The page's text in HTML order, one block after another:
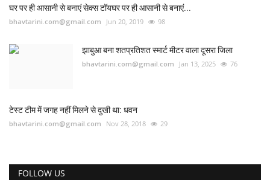
घर पर ही आसानी से बनाएं सेक्स टॉयघर पर ही आसानी से बनाएं...
bhavtarini.com@gmail.com Jun 20, 2019 98
झाबुआ बना शतप्रतिशत स्मार्ट मीटर वाला दूसरा जिला
bhavtarini.com@gmail.com Jan 13, 2025 76
टेस्ट टीम में जगह नहीं मिलने से दुखी था: धवन
bhavtarini.com@gmail.com Nov 28, 2018 29
FOLLOW US